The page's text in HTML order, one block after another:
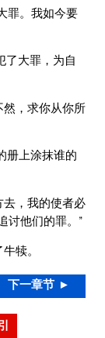
罪。我如今要
了大罪，为自
，求你从你所
册上涂抹谁的
，我的使者必
讨他们的罪。”
犊。
下一章节 ►